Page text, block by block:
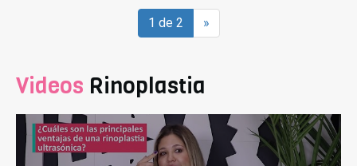
1 de 2 »
Videos Rinoplastia